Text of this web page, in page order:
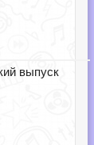
выпуск